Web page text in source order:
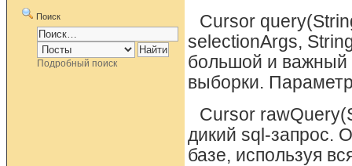
Поиск
Подробный поиск
Cursor
selectionArgs,
большой и важный
выборки.
Cursor
дикий sql-запрос.
базе, используя